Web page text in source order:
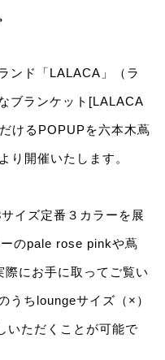
ンド「LALACA」（ラ
ブランケット[LALACA
けるPOPUPを六本木蔦
り開催いたします。
イズ定番３カラーを展
のpale rose pinkや蔦
にお手に取ってご覧い
うちloungeサイズ（×）
いただくことが可能で